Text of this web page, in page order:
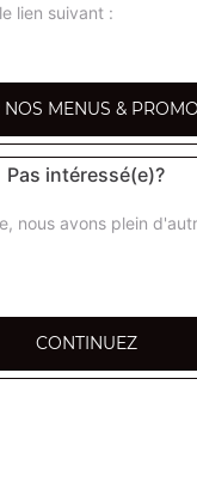
lien suivant :
NOS MENUS &
Pas intéressé(e)?
nous avons plein
CONTINUEZ